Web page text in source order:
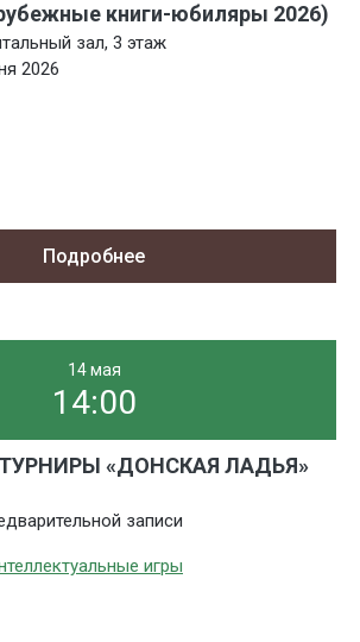
книги-юбиляры 2026)
зал, 3 этаж
2026
Подробнее
14 мая
14:00
«ДОНСКАЯ ЛАДЬЯ»
записи
игры